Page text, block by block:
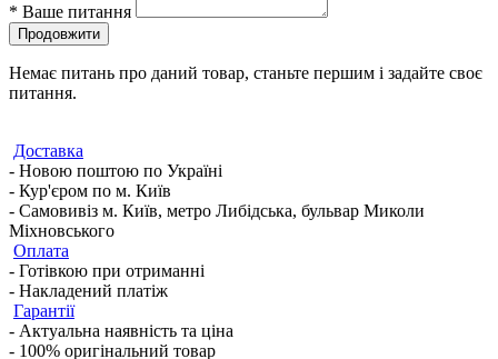
* Ваше питання
Продовжити
Немає питань про даний товар, станьте першим і задайте своє
питання.
Доставка
- Новою поштою по Україні
- Кур'єром по м. Київ
- Самовивіз м. Київ, метро Либідська, бульвар Миколи
Міхновського
Оплата
- Готівкою при отриманні
- Накладений платіж
Гарантії
- Актуальна наявність та ціна
- 100% оригінальний товар